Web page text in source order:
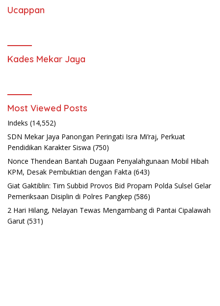
Ucappan
Kades Mekar Jaya
Most Viewed Posts
Indeks (14,552)
SDN Mekar Jaya Panongan Peringati Isra Mi’raj, Perkuat
Pendidikan Karakter Siswa (750)
Nonce Thendean Bantah Dugaan Penyalahgunaan Mobil Hibah
KPM, Desak Pembuktian dengan Fakta (643)
Giat Gaktiblin: Tim Subbid Provos Bid Propam Polda Sulsel Gelar
Pemeriksaan Disiplin di Polres Pangkep (586)
2 Hari Hilang, Nelayan Tewas Mengambang di Pantai Cipalawah
Garut (531)